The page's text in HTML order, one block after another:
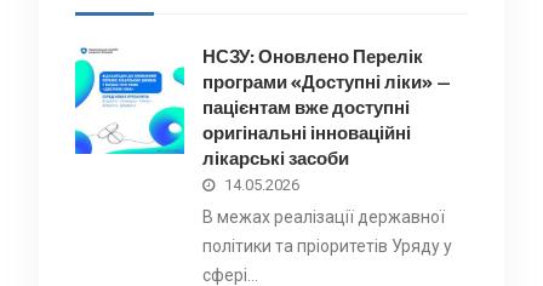
НСЗУ: Оновлено Перелік
програми «Доступні ліки» —
пацієнтам вже доступні
оригінальні інноваційні
лікарські засоби
14.05.2026
В межах реалізації державної
політики та пріоритетів Уряду у
сфері…